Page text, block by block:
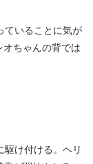
いることに気が
ちゃんの背では
け付ける。ヘリ